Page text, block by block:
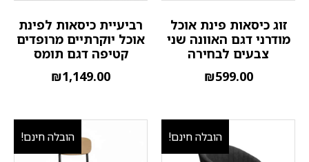
זוג כיסאות פינת אוכל
מודרני דגם האוונה שני
צבעים לבחירה
₪599.00
רביעיית כיסאות לפינת
אוכל יוקרתיים מרופדים
קטיפה דגם תומס
₪1,149.00
הובלה חינם! הובלה חינם!